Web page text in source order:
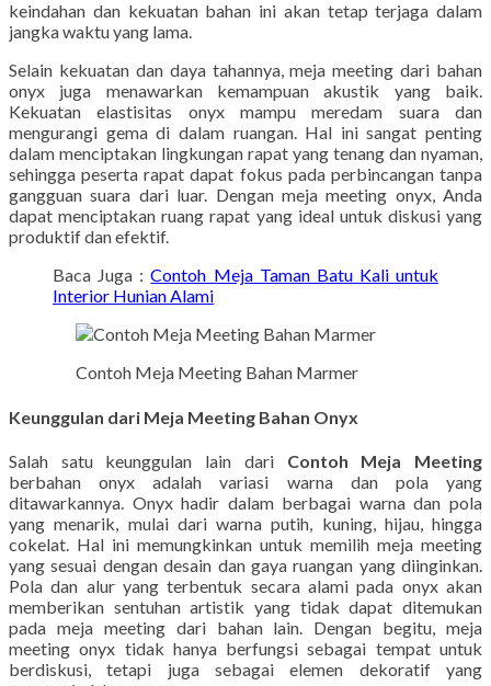
keindahan dan kekuatan bahan ini akan tetap terjaga dalam
jangka waktu yang lama.
Selain kekuatan dan daya tahannya, meja meeting dari bahan
onyx juga menawarkan kemampuan akustik yang baik.
Kekuatan elastisitas onyx mampu meredam suara dan
mengurangi gema di dalam ruangan. Hal ini sangat penting
dalam menciptakan lingkungan rapat yang tenang dan nyaman,
sehingga peserta rapat dapat fokus pada perbincangan tanpa
gangguan suara dari luar. Dengan meja meeting onyx, Anda
dapat menciptakan ruang rapat yang ideal untuk diskusi yang
produktif dan efektif.
Baca Juga :Contoh Meja Taman Batu Kali untuk
Interior Hunian Alami
Contoh Meja Meeting Bahan Marmer
Keunggulan dari Meja Meeting Bahan Onyx
Salah satu keunggulan lain dari Contoh Meja Meeting
berbahan onyx adalah variasi warna dan pola yang
ditawarkannya. Onyx hadir dalam berbagai warna dan pola
yang menarik, mulai dari warna putih, kuning, hijau, hingga
cokelat. Hal ini memungkinkan untuk memilih meja meeting
yang sesuai dengan desain dan gaya ruangan yang diinginkan.
Pola dan alur yang terbentuk secara alami pada onyx akan
memberikan sentuhan artistik yang tidak dapat ditemukan
pada meja meeting dari bahan lain. Dengan begitu, meja
meeting onyx tidak hanya berfungsi sebagai tempat untuk
berdiskusi, tetapi juga sebagai elemen dekoratif yang